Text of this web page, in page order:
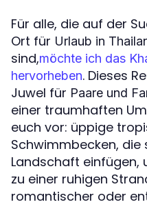
Für alle, die auf der
Ort für Urlaub in
sind,möchte ich das
hervorheben. Dieses
Juwel für Paare und
einer traumhaften
euch vor: üppige
Schwimmbecken, die
Landschaft einfügen,
zu einer ruhigen
romantischer oder